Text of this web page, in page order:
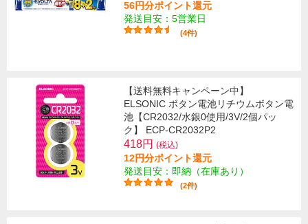
56円分ポイント還元
発送目安：5営業日
(4件)
【送料無料キャンペーン中】
ELSONIC ボタン電池リチウムボタン電
池【CR2032/水銀0使用/3V/2個パッ
ク】 ECP-CR2032P2
418円 (税込)
12円分ポイント還元
発送目安：即納（在庫あり）
(2件)